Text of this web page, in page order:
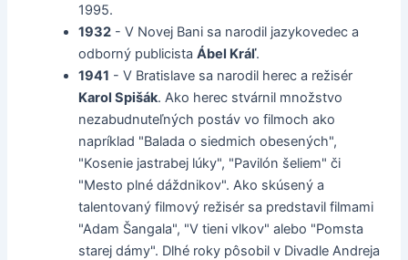
1995.
1932 - V Novej Bani sa narodil jazykovedec a
odborný publicistaÁbel Kráľ.
1941 - V Bratislave sa narodil herec a režisér
Karol Spišák. Ako herec stvárnil množstvo
nezabudnuteľných postáv vo filmoch ako
napríklad "Balada o siedmich obesených",
"Kosenie jastrabej lúky", "Pavilón šeliem" či
"Mesto plné dáždnikov". Ako skúsený a
talentovaný filmový režisér sa predstavil filmami
"Adam Šangala", "V tieni vlkov" alebo "Pomsta
starej dámy". Dlhé roky pôsobil v Divadle Andreja